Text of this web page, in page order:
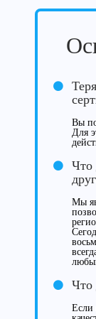
Вы
Для
Что
Мы
Что
Если